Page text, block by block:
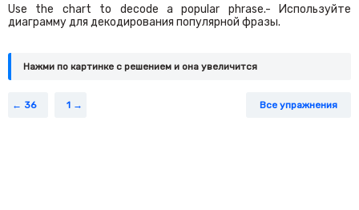
Use the chart to decode a popular phrase.- Используйте
диаграмму для декодирования популярной фразы.
Нажми по картинке c решением и она увеличится
36 1 Все упражнения